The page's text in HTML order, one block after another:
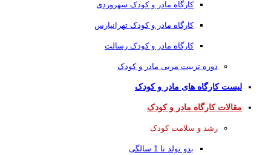
کارگاه مادر و کودک سهروردی
کارگاه مادر و کودک تهرانپارس
کارگاه مادر و کودک رسالت
دوره تربیت مربی مادر و کودک
لیست کارگاه های مادر و کودک
مقالات کارگاه مادر و کودک
رشد و سلامت کودک
بدو تولد تا 1 سالگی